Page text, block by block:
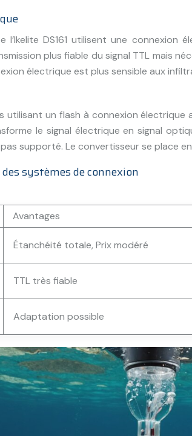
l’Ikelite DS161 utilisent une connexion
plus fiable du signal TTL mais
électrique est plus sensible aux
utilisant un flash à connexion
le signal électrique en signal
pas supporté. Le convertisseur se place
systèmes de connexion
Avantages
Étanchéité totale, Prix modéré
TTL très fiable
Adaptation possible